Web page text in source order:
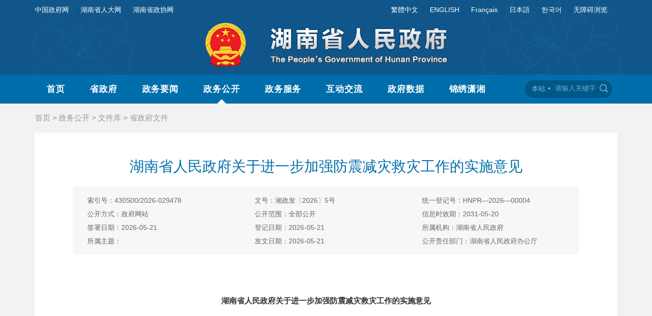
中国政府网 湖南省人大网 湖南省政协网 繁體中文 ENGLISH Français 日本語 한국어 无障碍浏览
首页 省政府 政务要闻 政务公开 政务服务 互动交流 政府数据 锦绣潇湘 本站
首页 > 政务公开 > 文件库 > 省政府文件
湖南省人民政府关于进一步加强防震减灾救灾工作的实施意见
索引号：430S00/2026-029478 文号：湘政发〔2026〕5号
统一登记号：HNPR—2026—00004
公开方式：政府网站
公开范围：全部公开
信息时效期：2031-05-20
签署日期：2026-05-21
登记日期：2026-05-21
所属机构：湖南省人民政府
所属主题：
发文日期：2026-05-21 公开责任部门：湖南省人民政府办公厅
湖南省人民政府关于进一步加强防震减灾救灾工作的实施意见